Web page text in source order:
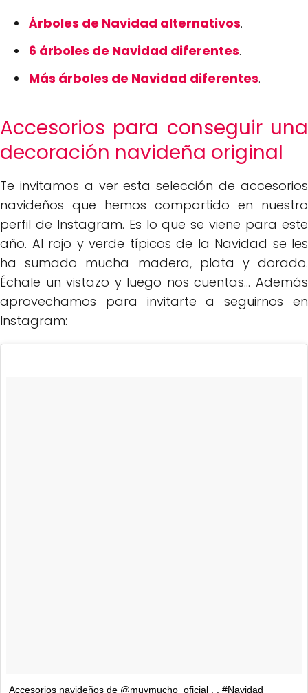
Árboles de Navidad alternativos.
6 árboles de Navidad diferentes.
Más árboles de Navidad diferentes.
Accesorios para conseguir una
decoración navideña original
Te invitamos a ver esta selección de accesorios
navideños que hemos compartido en nuestro
perfil de Instagram. Es lo que se viene para este
año. Al rojo y verde típicos de la Navidad se les
ha sumado mucha madera, plata y dorado.
Échale un vistazo y luego nos cuentas... Además
aprovechamos para invitarte a seguirnos en
Instagram:
Accesorios navideños de @muymucho_oficial . . #Navidad